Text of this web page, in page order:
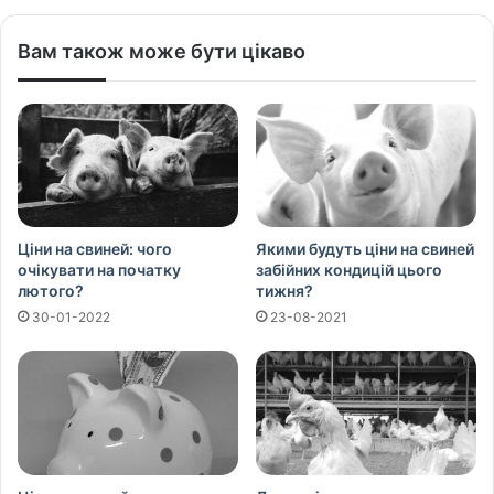
Вам також може бути цікаво
Ціни на свиней: чого
очікувати на початку
лютого?
30-01-2022
Якими будуть ціни на свиней
забійних кондицій цього
тижня?
23-08-2021